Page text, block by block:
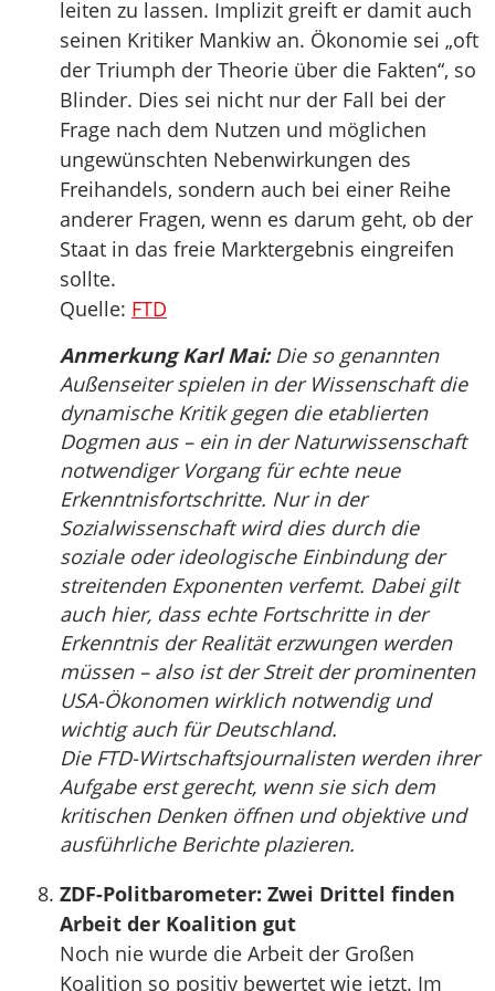
leiten zu lassen. Implizit greift er damit auch
seinen Kritiker Mankiw an. Ökonomie sei „oft
der Triumph der Theorie über die Fakten“, so
Blinder. Dies sei nicht nur der Fall bei der
Frage nach dem Nutzen und möglichen
ungewünschten Nebenwirkungen des
Freihandels, sondern auch bei einer Reihe
anderer Fragen, wenn es darum geht, ob der
Staat in das freie Marktergebnis eingreifen
sollte.
Quelle: FTD
Anmerkung Karl Mai:Die so genannten
Außenseiter spielen in der Wissenschaft die
dynamische Kritik gegen die etablierten
Dogmen aus – ein in der Naturwissenschaft
notwendiger Vorgang für echte neue
Erkenntnisfortschritte. Nur in der
Sozialwissenschaft wird dies durch die
soziale oder ideologische Einbindung der
streitenden Exponenten verfemt. Dabei gilt
auch hier, dass echte Fortschritte in der
Erkenntnis der Realität erzwungen werden
müssen – also ist der Streit der prominenten
USA-Ökonomen wirklich notwendig und
wichtig auch für Deutschland.
Die FTD-Wirtschaftsjournalisten werden ihrer
Aufgabe erst gerecht, wenn sie sich dem
kritischen Denken öffnen und objektive und
ausführliche Berichte plazieren.
ZDF-Politbarometer: Zwei Drittel finden
Arbeit der Koalition gut
Noch nie wurde die Arbeit der Großen
Koalition so positiv bewertet wie jetzt. Im